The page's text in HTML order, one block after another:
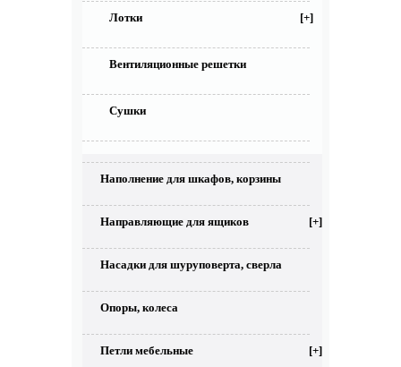
Лотки [+]
Вентиляционные решетки
Сушки
Наполнение для шкафов, корзины
Направляющие для ящиков [+]
Насадки для шуруповерта, сверла
Опоры, колеса
Петли мебельные [+]